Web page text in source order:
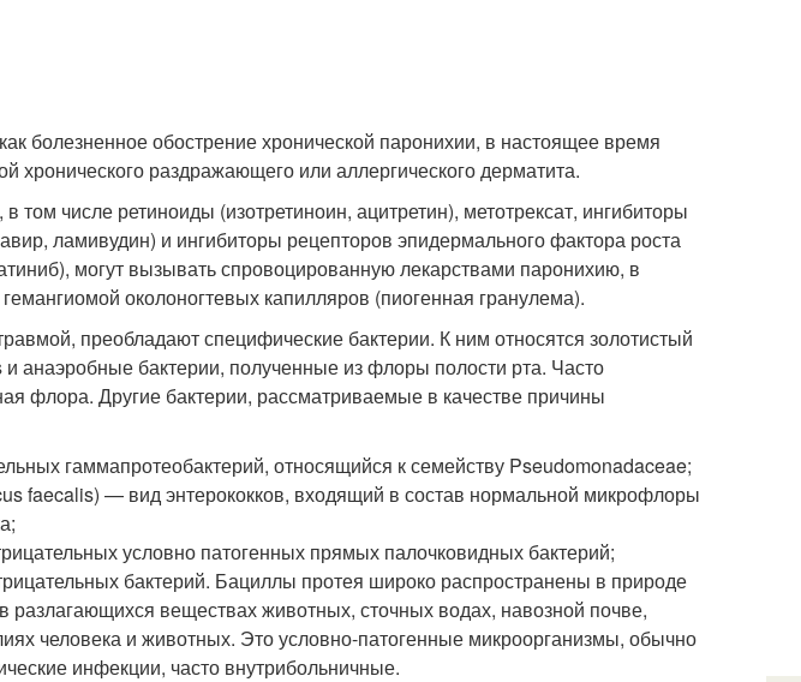
болезненное обострение хронической паронихии, в настоящее время
хронического раздражающего или аллергического дерматита.
том числе ретиноиды (изотретиноин, ацитретин), метотрексат, ингибиторы
ламивудин) и ингибиторы рецепторов эпидермального фактора роста
могут вызывать спровоцированную лекарствами паронихию, в
околоногтевых капилляров (пиогенная гранулема).
преобладают специфические бактерии. К ним относятся золотистый
анаэробные бактерии, полученные из флоры полости рта. Часто
флора. Другие бактерии, рассматриваемые в качестве причины
гаммапротеобактерий, относящийся к семейству Pseudomonadaceae;
faecalis) — вид энтерококков, входящий в состав нормальной микрофлоры
условно патогенных прямых палочковидных бактерий;
бактерий. Бациллы протея широко распространены в природе
разлагающихся веществах животных, сточных водах, навозной почве,
человека и животных. Это условно-патогенные микроорганизмы, обычно
инфекции, часто внутрибольничные.